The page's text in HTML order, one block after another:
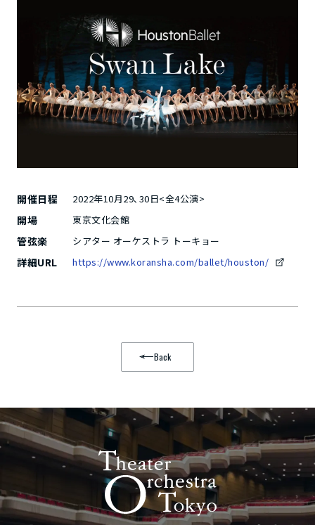
開催日程 2022年10月29､30日<全4公演>
開場 東京文化会館
管弦楽 シアター オーケストラ トーキョー
詳細URL https://www.koransha.com/ballet/houston/
Back